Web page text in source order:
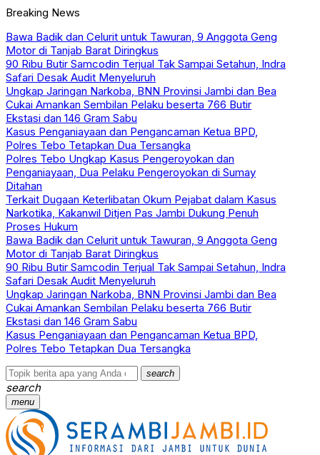
Breaking News
Bawa Badik dan Celurit untuk Tawuran, 9 Anggota Geng
Motor di Tanjab Barat Diringkus
90 Ribu Butir Samcodin Terjual Tak Sampai Setahun, Indra
Safari Desak Audit Menyeluruh
Ungkap Jaringan Narkoba, BNN Provinsi Jambi dan Bea
Cukai Amankan Sembilan Pelaku beserta 766 Butir
Ekstasi dan 146 Gram Sabu
Kasus Penganiayaan dan Pengancaman Ketua BPD,
Polres Tebo Tetapkan Dua Tersangka
Polres Tebo Ungkap Kasus Pengeroyokan dan
Penganiayaan, Dua Pelaku Pengeroyokan di Sumay
Ditahan
Terkait Dugaan Keterlibatan Okum Pejabat dalam Kasus
Narkotika, Kakanwil Ditjen Pas Jambi Dukung Penuh
Proses Hukum
Bawa Badik dan Celurit untuk Tawuran, 9 Anggota Geng
Motor di Tanjab Barat Diringkus
90 Ribu Butir Samcodin Terjual Tak Sampai Setahun, Indra
Safari Desak Audit Menyeluruh
Ungkap Jaringan Narkoba, BNN Provinsi Jambi dan Bea
Cukai Amankan Sembilan Pelaku beserta 766 Butir
Ekstasi dan 146 Gram Sabu
Kasus Penganiayaan dan Pengancaman Ketua BPD,
Polres Tebo Tetapkan Dua Tersangka
search
search
menu